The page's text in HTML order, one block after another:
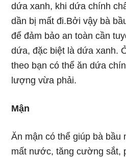
dứa xanh, khi dứa chính
dần bị mất đi.Bởi vậy bà
để đảm bảo an toàn cần
dứa, đặc biệt là dứa xanh.
theo bạn có thể ăn dứa
lượng vừa phải.
Mận
Ăn mận có thể giúp bà bầu
mất nước, tăng cường sắt,